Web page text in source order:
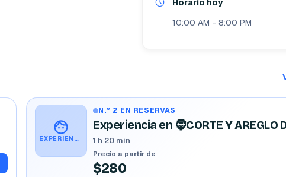
Horario hoy
10:00 AM - 8:00 PM
EXPERIENCIA EN 🧔CORTE Y AREGLO DE BARBA 🧔‍♂️ BIEN CHIDO 😎
N.º 2 EN RESERVAS
1 h 20 min
Precio a partir de
$280